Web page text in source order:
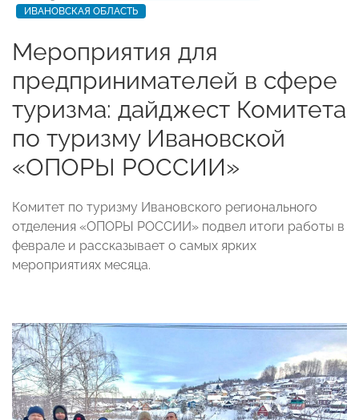
ИВАНОВСКАЯ ОБЛАСТЬ
Мероприятия для
предпринимателей в сфере
туризма: дайджест Комитета
по туризму Ивановской
«ОПОРЫ РОССИИ»
Комитет по туризму Ивановского регионального
отделения «ОПОРЫ РОССИИ» подвел итоги работы в
феврале и рассказывает о самых ярких
мероприятиях месяца.